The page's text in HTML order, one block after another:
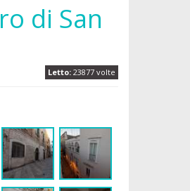
di San
Letto: 23877 volte